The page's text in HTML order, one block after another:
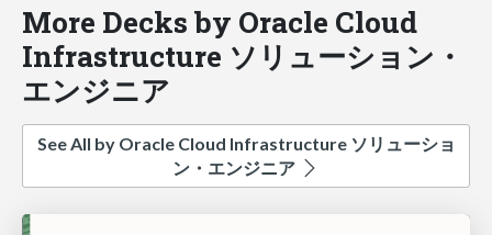
More Decks by Oracle Cloud
Infrastructure ソリューション・
エンジニア
See All by Oracle Cloud Infrastructure ソリューショ
ン・エンジニア